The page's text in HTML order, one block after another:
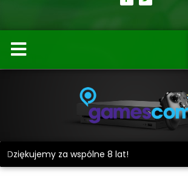
Dziękujemy za wspólne 8 lat!